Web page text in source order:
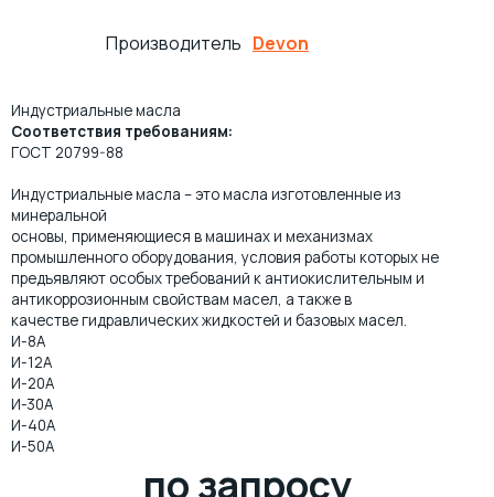
Производитель Devon
Индустриальные масла
Соответствия требованиям:
ГОСТ 20799-88
Индустриальные масла – это масла изготовленные из
минеральной
основы, применяющиеся в машинах и механизмах
промышленного оборудования, условия работы которых не
предъявляют особых требований к антиокислительным и
антикоррозионным свойствам масел, а также в
качестве гидравлических жидкостей и базовых масел.
И-8А
И-12А
И-20А
И-30А
И-40А
И-50А
по запросу
ПРОКАТНЫЕ МАСЛА
ОСЕВЫЕ МАСЛА
МАСЛА ДЛЯ НАПРАВЛЯЮЩИХ СКОЛЬЖЕНИЯ
КОМПРЕССОРНОЕ МАСЛО
ТУРБИННЫЕ МАСЛА
СПЕЦИАЛЬНЫЕ МАСЛА
МНОГОЦЕЛЕВЫЕ СМАЗКИ
ИНДУСТРИАЛЬНЫЕ СМАЗКИ
ЖЕЛЕЗНОДОРОЖНЫЕ СМАЗКИ
КАНАТНЫЕ СМАЗКИ
СИЛИКОНОВЫЕ СМАЗКИ
АНТИФРИКЦИОННЫЕ СМАЗКИ